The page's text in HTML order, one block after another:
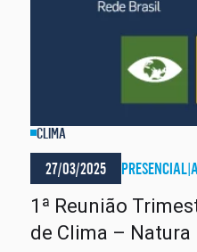
CLIMA
27/03/2025 PRESENCIAL|
1ª Reunião
de Clima – Natura